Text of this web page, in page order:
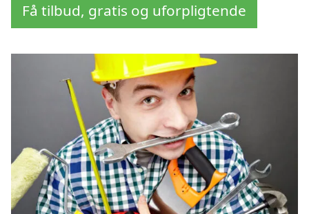
Få tilbud, gratis og uforpligtende